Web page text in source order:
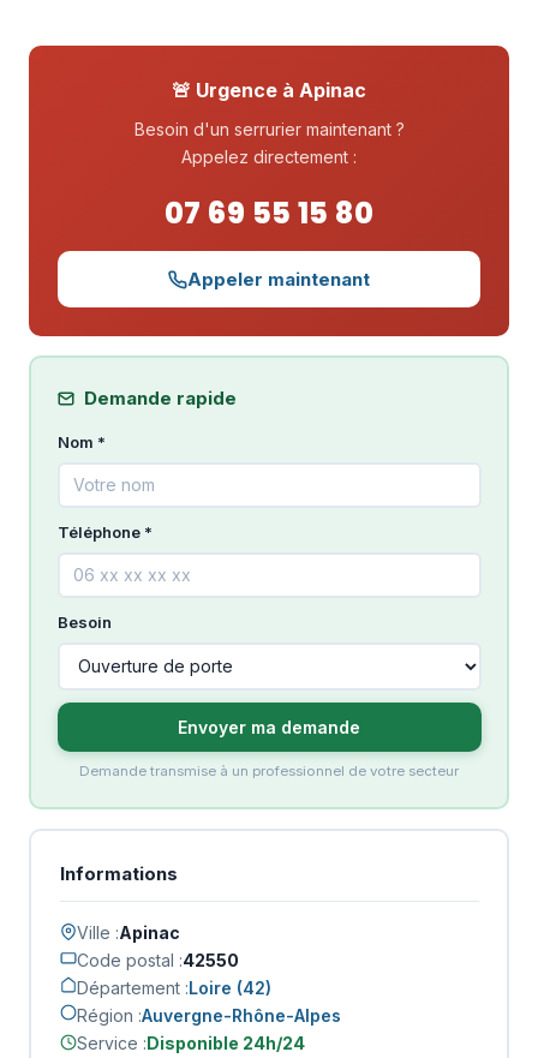
🚨 Urgence à Apinac
Besoin d'un serrurier maintenant ?
Appelez directement :
07 69 55 15 80
Appeler maintenant
Demande rapide
Nom *
Téléphone *
Besoin
Envoyer ma demande
Demande transmise à un professionnel de votre secteur
Informations
Ville :Apinac
Code postal :42550
Département :Loire (42)
Région :Auvergne-Rhône-Alpes
Service :Disponible 24h/24